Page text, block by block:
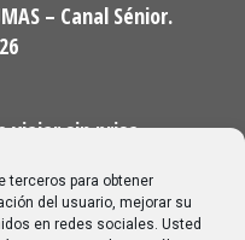
terceros para obtener
del usuario, mejorar su
en redes sociales. Usted
– Canal Sénior.
viajar sin prisa